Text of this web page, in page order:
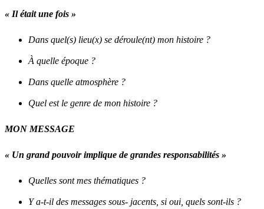
« Il était une fois »
Dans quel(s) lieu(x) se déroule(nt) mon histoire ?
À quelle époque ?
Dans quelle atmosphère ?
Quel est le genre de mon histoire ?
MON MESSAGE
« Un grand pouvoir implique de grandes responsabilités »
Quelles sont mes thématiques ?
Y a-t-il des messages sous- jacents, si oui, quels sont-ils ?